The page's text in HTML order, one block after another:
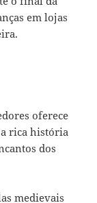
em lojas
oferece
rica história
dos
medievais